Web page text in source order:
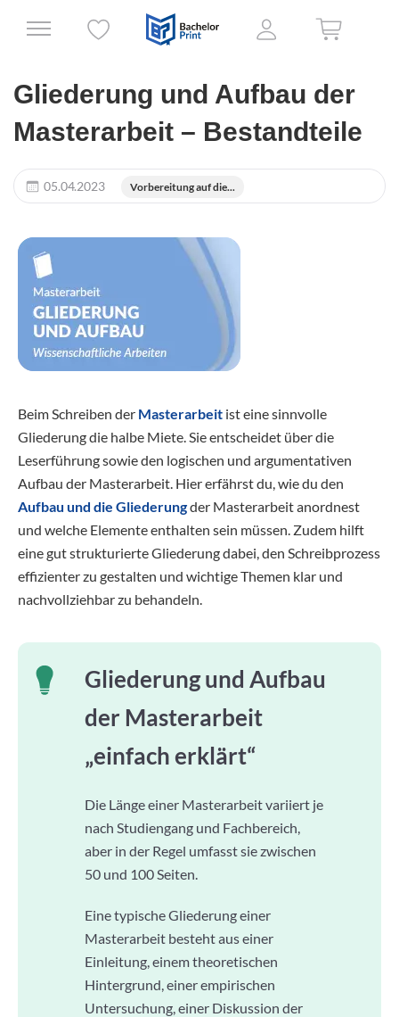
Gliederung und Aufbau der
Masterarbeit – Bestandteile
05.04.2023 Vorbereitung auf die...
Beim Schreiben der Masterarbeit ist eine sinnvolle
Gliederung die halbe Miete. Sie entscheidet über die
Leserführung sowie den logischen und argumentativen
Aufbau der Masterarbeit. Hier erfährst du, wie du den
Aufbau und die Gliederungder Masterarbeit anordnest
und welche Elemente enthalten sein müssen. Zudem hilft
eine gut strukturierte Gliederung dabei, den Schreibprozess
effizienter zu gestalten und wichtige Themen klar und
nachvollziehbar zu behandeln.
Gliederung und Aufbau
der Masterarbeit
„einfach erklärt“
Die Länge einer Masterarbeit variiert je
nach Studiengang und Fachbereich,
aber in der Regel umfasst sie zwischen
50 und 100 Seiten.
Eine typische Gliederung einer
Masterarbeit besteht aus einer
Einleitung, einem theoretischen
Hintergrund, einer empirischen
Untersuchung, einer Diskussion der